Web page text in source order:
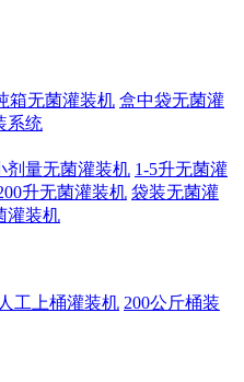
箱无菌灌装机 盒中袋无菌灌
系统
剂量无菌灌装机 1-5升无菌灌
升无菌灌装机 袋装无菌灌
灌装机
工上桶灌装机 200公斤桶装